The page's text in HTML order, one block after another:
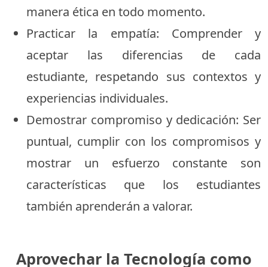
manera ética en todo momento.
Practicar la empatía: Comprender y
aceptar las diferencias de cada
estudiante, respetando sus contextos y
experiencias individuales.
Demostrar compromiso y dedicación: Ser
puntual, cumplir con los compromisos y
mostrar un esfuerzo constante son
características que los estudiantes
también aprenderán a valorar.
Aprovechar la Tecnología como